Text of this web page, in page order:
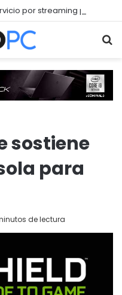
sostiene
para
de lectura